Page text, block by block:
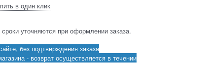
в один клик
уточняются при оформлении заказа.
без подтверждения заказа
- возврат осуществляется в течении